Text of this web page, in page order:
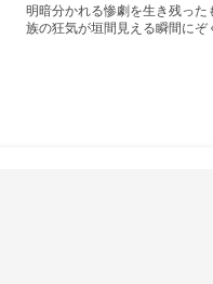
明暗分かれる惨劇を生き残っ
族の狂気が垣間見える瞬間にぞ